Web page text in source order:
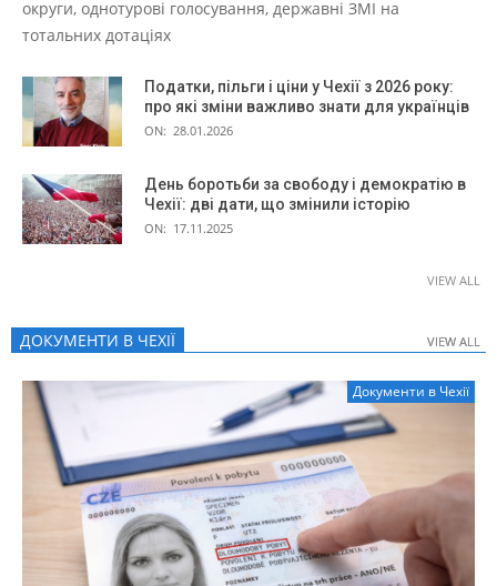
округи, однотурові голосування, державні ЗМІ на
тотальних дотаціях
Податки, пільги і ціни у Чехії з 2026 року:
про які зміни важливо знати для українців
ON: 28.01.2026
День боротьби за свободу і демократію в
Чехії: дві дати, що змінили історію
ON: 17.11.2025
VIEW ALL
ДОКУМЕНТИ В ЧЕХІЇ VIEW ALL
Документи в Чехії
VIEW ALL